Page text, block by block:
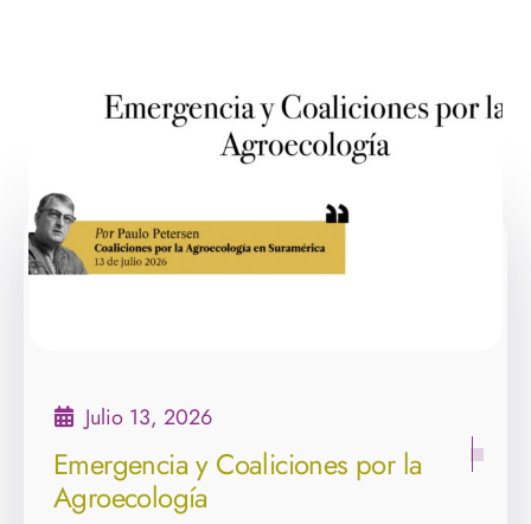
Julio 1, 2026
Primer encuentro sobre edición
génica en América Latina